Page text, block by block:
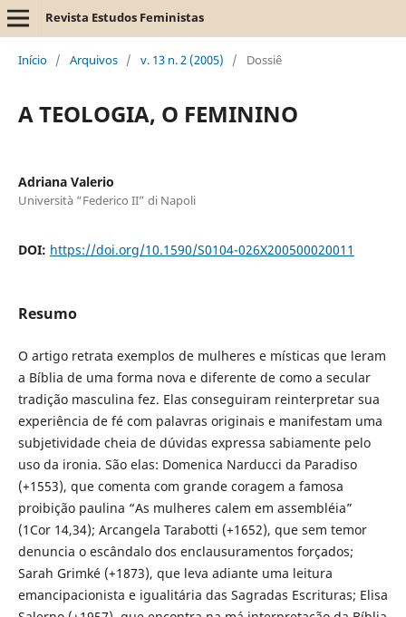
Revista Estudos Feministas
Início / Arquivos / v. 13 n. 2 (2005) / Dossiê
A TEOLOGIA, O FEMININO
Adriana Valerio
Università “Federico II” di Napoli
DOI: https://doi.org/10.1590/S0104-026X200500020011
Resumo
O artigo retrata exemplos de mulheres e místicas que leram
a Bíblia de uma forma nova e diferente de como a secular
tradição masculina fez. Elas conseguiram reinterpretar sua
experiência de fé com palavras originais e manifestam uma
subjetividade cheia de dúvidas expressa sabiamente pelo
uso da ironia. São elas: Domenica Narducci da Paradiso
(+1553), que comenta com grande coragem a famosa
proibição paulina “As mulheres calem em assembléia”
(1Cor 14,34); Arcangela Tarabotti (+1652), que sem temor
denuncia o escândalo dos enclausuramentos forçados;
Sarah Grimké (+1873), que leva adiante uma leitura
emancipacionista e igualitária das Sagradas Escrituras; Elisa